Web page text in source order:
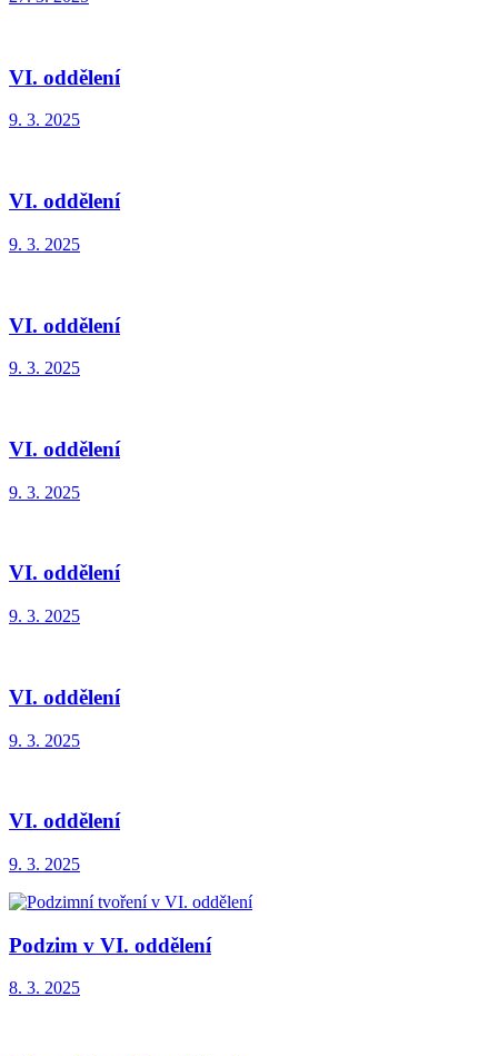
VI. oddělení
9. 3. 2025
VI. oddělení
9. 3. 2025
VI. oddělení
9. 3. 2025
VI. oddělení
9. 3. 2025
VI. oddělení
9. 3. 2025
VI. oddělení
9. 3. 2025
VI. oddělení
9. 3. 2025
Podzim v VI. oddělení
8. 3. 2025